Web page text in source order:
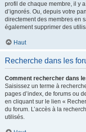
profil de chaque membre, il y
d’ignorés. Ou, depuis votre
directement des membres en
également supprimer des
Haut
Recherche dans les
Comment rechercher dans
Saisissez un terme à
pages d’index, de forums ou
en cliquant sur le lien «
du forum. L’accès à la
utilisés.